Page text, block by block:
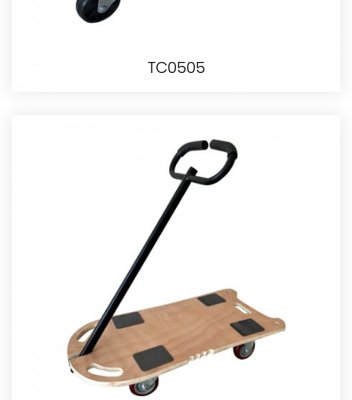
TC0505